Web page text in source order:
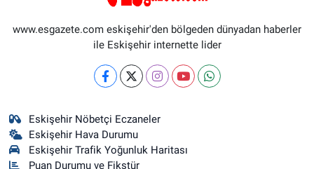
www.esgazete.com eskişehir'den bölgeden dünyadan haberler
ile Eskişehir internette lider
Eskişehir Nöbetçi Eczaneler
Eskişehir Hava Durumu
Eskişehir Trafik Yoğunluk Haritası
Puan Durumu ve Fikstür